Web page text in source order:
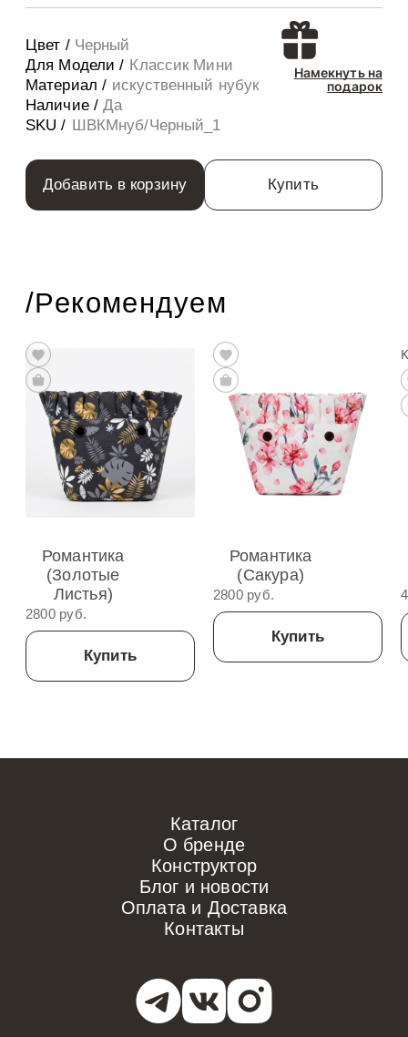
Цвет / Черный
Для Модели / Классик Мини
Материал / искуственный нубук
Наличие /Да
SKU / ШВКМнуб/Черный_1
Намекнуть на
подарок
Добавить в корзину Купить
/Рекомендуем
Романтика
(Золотые
Листья)
2800 руб.
Купить
Романтика
(Сакура)
2800 руб.
Купить
Каталог
О бренде
Конструктор
Блог и новости
Оплата и Доставка
Контакты